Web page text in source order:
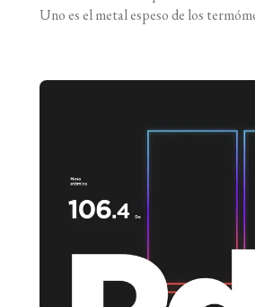
Uno es el metal espeso de los
sensación ardiente si [...]